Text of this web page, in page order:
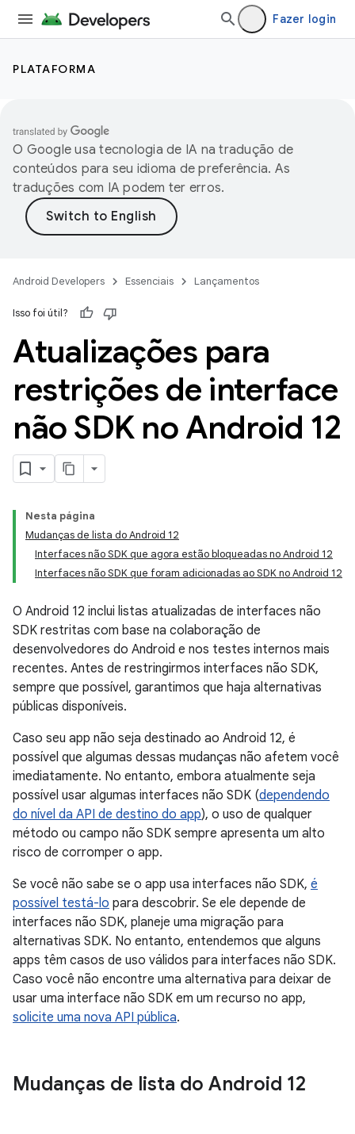
Fazer login
PLATAFORMA
O Google usa tecnologia de IA na tradução de
conteúdos para seu idioma de preferência. As
traduções com IA podem ter erros.
Android Developers Essenciais Lançamentos
Isso foi útil?
Atualizações para
restrições de interface
não SDK no Android 12
Nesta página
Mudanças de lista do Android 12
Interfaces não SDK que agora estão bloqueadas no Android 12
Interfaces não SDK que foram adicionadas ao SDK no Android 12
O Android 12 inclui listas atualizadas de interfaces não
SDK restritas com base na colaboração de
desenvolvedores do Android e nos testes internos mais
recentes. Antes de restringirmos interfaces não SDK,
sempre que possível, garantimos que haja alternativas
públicas disponíveis.
Caso seu app não seja destinado ao Android 12, é
possível que algumas dessas mudanças não afetem você
imediatamente. No entanto, embora atualmente seja
possível usar algumas interfaces não SDK (dependendo
do nível da API de destino do app), o uso de qualquer
método ou campo não SDK sempre apresenta um alto
risco de corromper o app.
Se você não sabe se o app usa interfaces não SDK, é
possível testá-lo para descobrir. Se ele depende de
interfaces não SDK, planeje uma migração para
alternativas SDK. No entanto, entendemos que alguns
apps têm casos de uso válidos para interfaces não SDK.
Caso você não encontre uma alternativa para deixar de
usar uma interface não SDK em um recurso no app,
solicite uma nova API pública.
Mudanças de lista do Android 12